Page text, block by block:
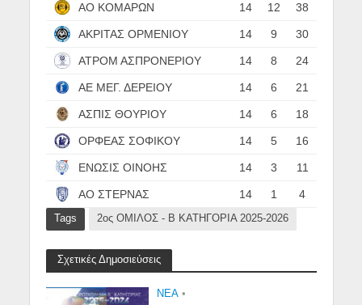
ΑΟ ΚΟΜΑΡΩΝ 14 12 38
ΑΚΡΙΤΑΣ ΟΡΜΕΝΙΟΥ 14 9 30
ΑΤΡΟΜ ΑΣΠΡΟΝΕΡΙΟΥ 14 8 24
ΑΕ ΜΕΓ. ΔΕΡΕΙΟΥ 14 6 21
ΑΣΠΙΣ ΘΟΥΡΙΟΥ 14 6 18
ΟΡΦΕΑΣ ΣΟΦΙΚΟΥ 14 5 16
ΕΝΩΣΙΣ ΟΙΝΟΗΣ 14 3 11
ΑΟ ΣΤΕΡΝΑΣ 14 1 4
Tags 2ος ΟΜΙΛΟΣ - Β ΚΑΤΗΓΟΡΙΑ 2025-2026
Σχετικές Δημοσιεύσεις
NEA •